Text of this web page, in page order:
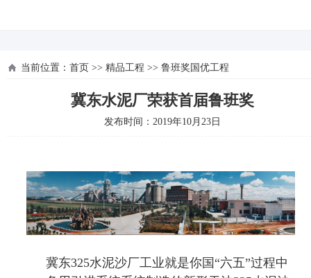
当前位置： 首页 >> 精品工程 >> 鲁班奖国优工程
冀东水泥厂荣获首届鲁班奖
发布时间：2019年10月23日
冀东325水泥沙厂工业就是你国“六五”过程中